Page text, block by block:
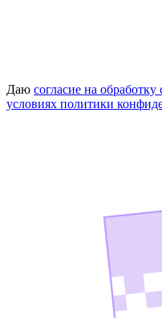
Даю согласие на
условиях политики